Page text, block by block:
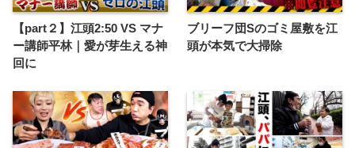
【part２】江頭2:50 VS マナ
ー講師平林｜愛が芽生える神
回に
ブリーフ団Sのゴミ屋敷を江
頭が本気で大掃除